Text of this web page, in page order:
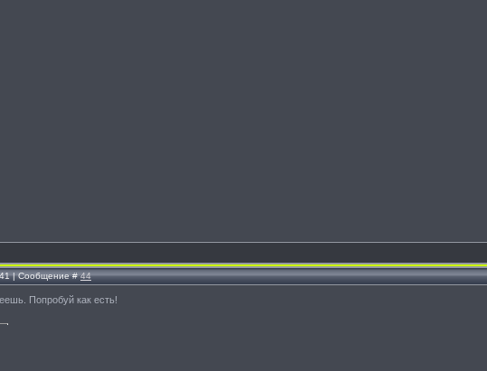
| Сообщение #44
Попробуй как есть!